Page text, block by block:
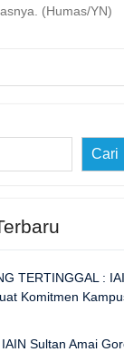
(Humas/YN)
Cari
TERTINGGAL :
Komitmen
Sultan Amai